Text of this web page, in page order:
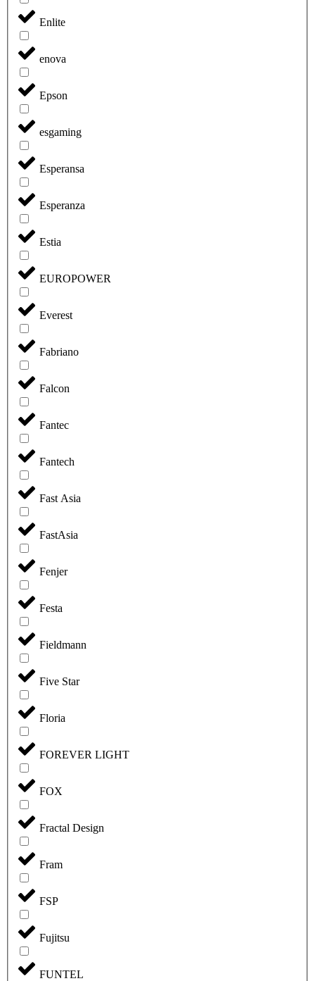
Enlite
enova
Epson
esgaming
Esperansa
Esperanza
Estia
EUROPOWER
Everest
Fabriano
Falcon
Fantec
Fantech
Fast Asia
FastAsia
Fenjer
Festa
Fieldmann
Five Star
Floria
FOREVER LIGHT
FOX
Fractal Design
Fram
FSP
Fujitsu
FUNTEL